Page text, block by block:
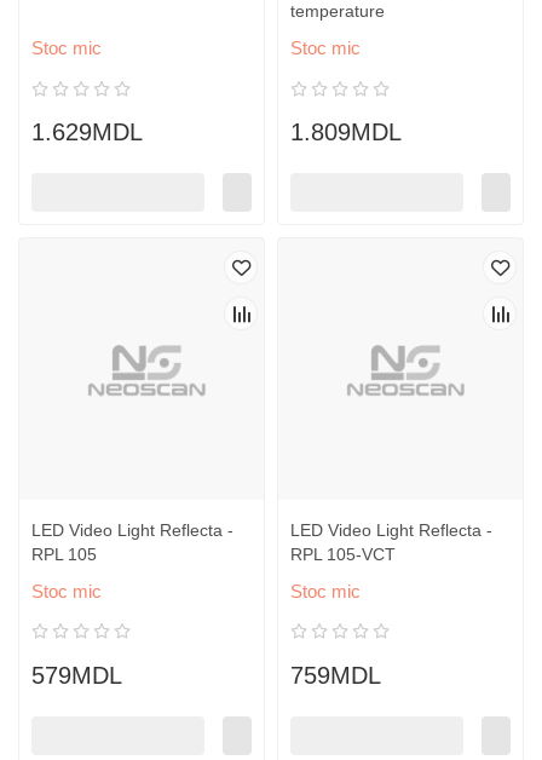
Stoc mic
1.629MDL
temperature
Stoc mic
1.809MDL
LED Video Light Reflecta -
RPL 105
Stoc mic
579MDL
LED Video Light Reflecta -
RPL 105-VCT
Stoc mic
759MDL